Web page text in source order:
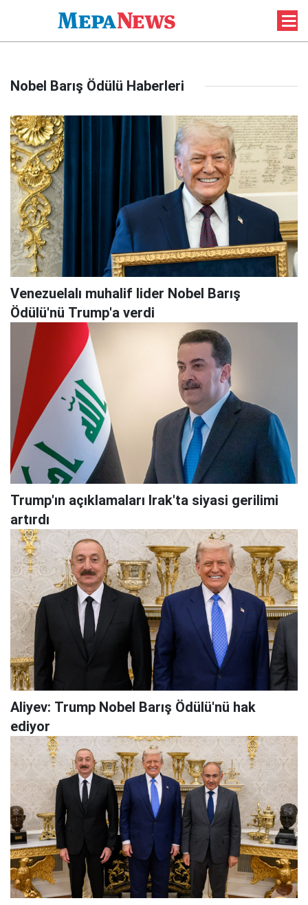
Nobel Barış Ödülü Haberleri
Venezuelalı muhalif lider Nobel Barış
Ödülü'nü Trump'a verdi
Trump'ın açıklamaları Irak'ta siyasi gerilimi
artırdı
Aliyev: Trump Nobel Barış Ödülü'nü hak
ediyor